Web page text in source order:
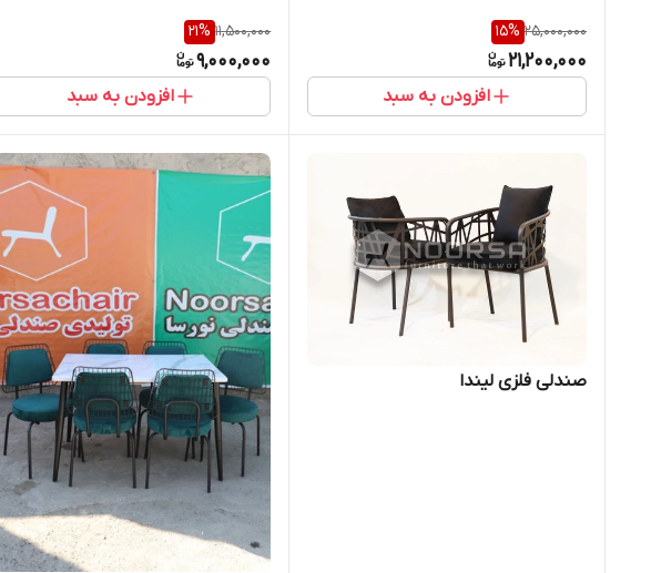
25,000,000
15%
21,200,000
افزودن به سبد
11,500,000
21%
9,000,000
افزودن به سبد
صندلی فلزی لیندا